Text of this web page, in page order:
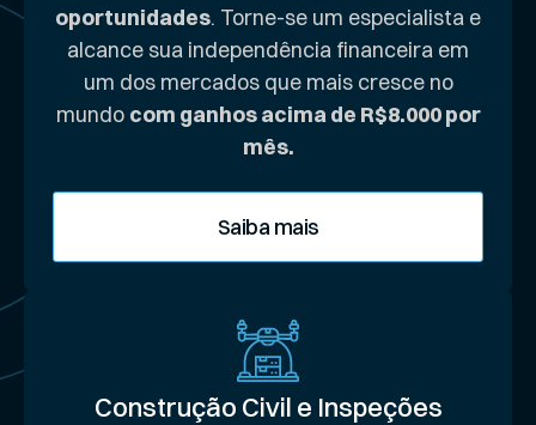
oportunidades. Torne-se um especialista e
alcance sua independência financeira em
um dos mercados que mais cresce no
mundo com ganhos acima de R$8.000 por
mês.
Saiba mais
Construção Civil e Inspeções